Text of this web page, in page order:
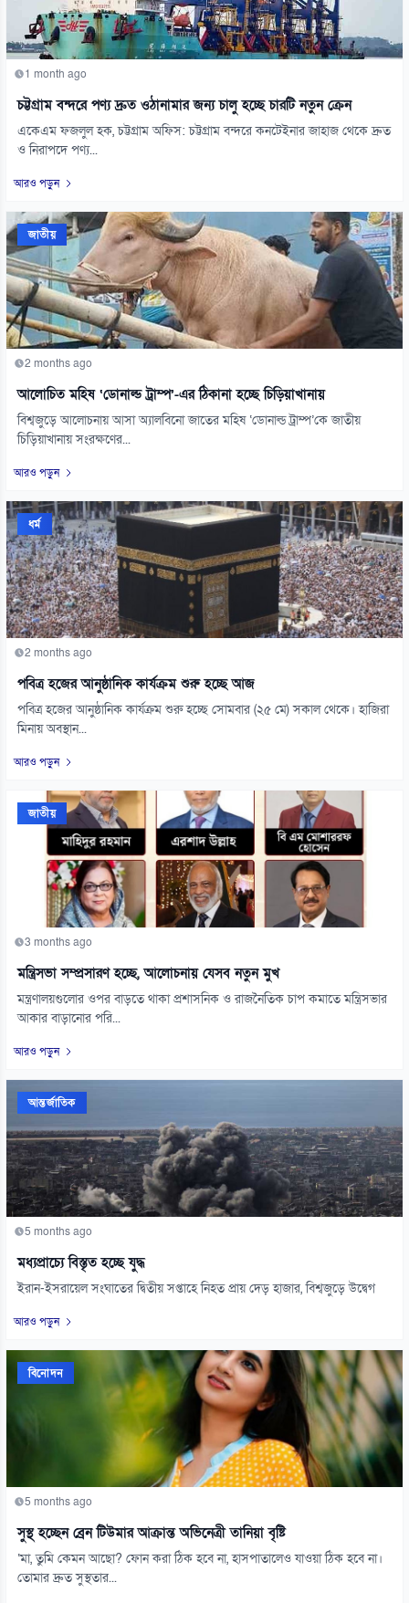
1 month ago
চট্টগ্রাম বন্দরে পণ্য দ্রুত ওঠানামার জন্য চালু হচ্ছে চারটি নতুন ক্রেন
একেএম ফজলুল হক, চট্টগ্রাম অফিস: চট্টগ্রাম বন্দরে কনটেইনার জাহাজ থেকে দ্রুত
ও নিরাপদে পণ্য...
আরও পড়ুন
জাতীয়
2 months ago
আলোচিত মহিষ ‘ডোনাল্ড ট্রাম্প’-এর ঠিকানা হচ্ছে চিড়িয়াখানায়
বিশ্বজুড়ে আলোচনায় আসা অ্যালবিনো জাতের মহিষ ‘ডোনাল্ড ট্রাম্প’কে জাতীয়
চিড়িয়াখানায় সংরক্ষণের...
আরও পড়ুন
ধর্ম
2 months ago
পবিত্র হজের আনুষ্ঠানিক কার্যক্রম শুরু হচ্ছে আজ
পবিত্র হজের আনুষ্ঠানিক কার্যক্রম শুরু হচ্ছে সোমবার (২৫ মে) সকাল থেকে। হাজিরা
মিনায় অবস্থান...
আরও পড়ুন
জাতীয়
3 months ago
মন্ত্রিসভা সম্প্রসারণ হচ্ছে, আলোচনায় যেসব নতুন মুখ
মন্ত্রণালয়গুলোর ওপর বাড়তে থাকা প্রশাসনিক ও রাজনৈতিক চাপ কমাতে মন্ত্রিসভার
আকার বাড়ানোর পরি...
আরও পড়ুন
আন্তর্জাতিক
5 months ago
মধ্যপ্রাচ্যে বিস্তৃত হচ্ছে যুদ্ধ
ইরান-ইসরায়েল সংঘাতের দ্বিতীয় সপ্তাহে নিহত প্রায় দেড় হাজার, বিশ্বজুড়ে উদ্বেগ
আরও পড়ুন
বিনোদন
5 months ago
সুস্থ হচ্ছেন ব্রেন টিউমার আক্রান্ত অভিনেত্রী তানিয়া বৃষ্টি
‘মা, তুমি কেমন আছো? ফোন করা ঠিক হবে না, হাসপাতালেও যাওয়া ঠিক হবে না।
তোমার দ্রুত সুস্থতার...